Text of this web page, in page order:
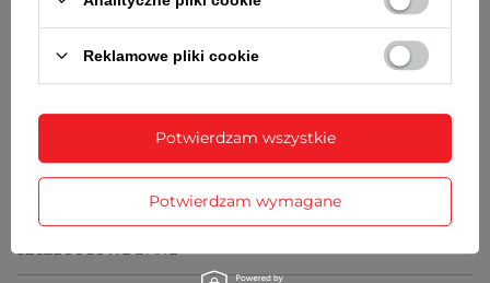
GRUBOŚĆ KOPERTY
SZEROKOŚĆ BRANSOLETY
18 mm
WAGA
SZCZEGÓŁOWE DANE
Reklamowe pliki cookie
Potwierdzam wymagane
Potwierdzam wszystkie